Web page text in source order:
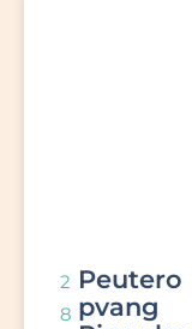
2
8
Peutero
pvang